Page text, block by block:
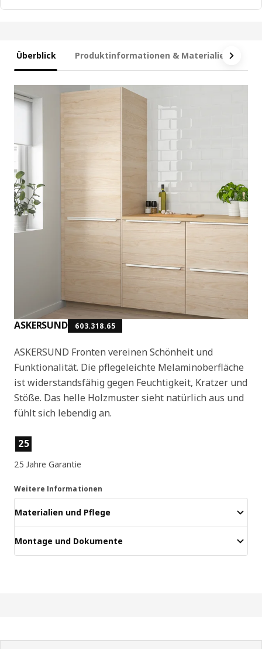
Überblick Produktinformationen & Materialien
ASKERSUND 603.318.65
ASKERSUND Fronten vereinen Schönheit und
Funktionalität. Die pflegeleichte Melaminoberfläche
ist widerstandsfähig gegen Feuchtigkeit, Kratzer und
Stöße. Das helle Holzmuster sieht natürlich aus und
fühlt sich lebendig an.
Produktmerkmale
25
25 Jahre Garantie
Weitere Informationen
Materialien und Pflege
Montage und Dokumente